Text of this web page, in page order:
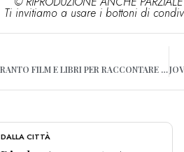
Ti invitiamo a usare i bottoni di
AL MEDIMEX DI TARANTO FILM E LIBRI PER RACCONTARE LA MUSICA
DALLA CITTÀ